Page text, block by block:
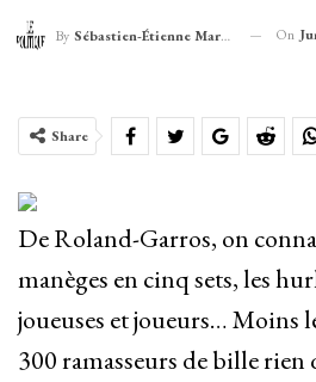
By Sébastien-Étienne Marechal On
Share
De Roland-Garros, on
manèges en cinq sets, les
joueuses et joueurs… Moins
300 ramasseurs de bille rien